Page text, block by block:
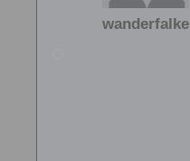
wanderfalke